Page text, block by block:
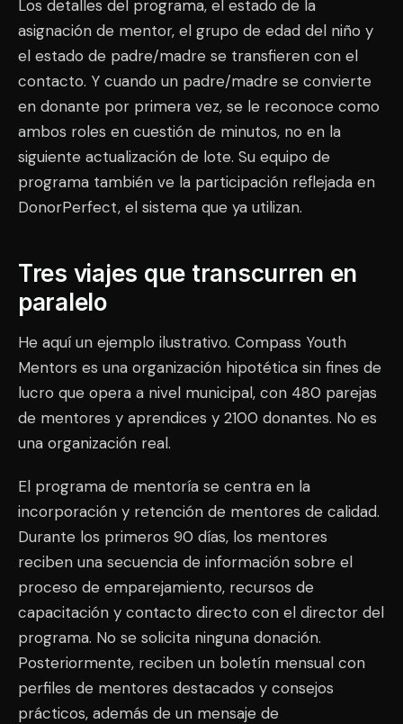
Los detalles del programa, el estado de la
asignación de mentor, el grupo de edad del niño y
el estado de padre/madre se transfieren con el
contacto. Y cuando un padre/madre se convierte
en donante por primera vez, se le reconoce como
ambos roles en cuestión de minutos, no en la
siguiente actualización de lote. Su equipo de
programa también ve la participación reflejada en
DonorPerfect, el sistema que ya utilizan.
Tres viajes que transcurren en
paralelo
He aquí un ejemplo ilustrativo. Compass Youth
Mentors es una organización hipotética sin fines de
lucro que opera a nivel municipal, con 480 parejas
de mentores y aprendices y 2100 donantes. No es
una organización real.
El programa de mentoría se centra en la
incorporación y retención de mentores de calidad.
Durante los primeros 90 días, los mentores
reciben una secuencia de información sobre el
proceso de emparejamiento, recursos de
capacitación y contacto directo con el director del
programa. No se solicita ninguna donación.
Posteriormente, reciben un boletín mensual con
perfiles de mentores destacados y consejos
prácticos, además de un mensaje de